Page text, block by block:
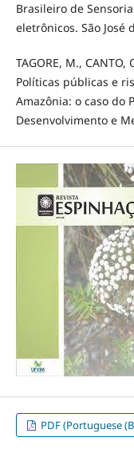
Brasileiro de
eletrônicos. São José
TAGORE, M., CANTO,
Políticas públicas e
Amazônia: o caso do
Desenvolvimento e
PDF (Portuguese